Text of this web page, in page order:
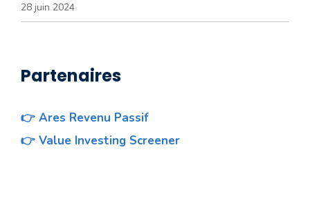
28 juin 2024
Partenaires
👉 Ares Revenu Passif
👉 Value Investing Screener